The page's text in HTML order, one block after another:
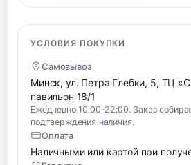
УСЛОВИЯ ПОКУПКИ
Самовывоз
Минск, ул. Петра Глебки, 5, ТЦ
павильон 18/1
Ежедневно 10:00–22:00. Заказ
подтверждения наличия.
Оплата
Наличными или картой при